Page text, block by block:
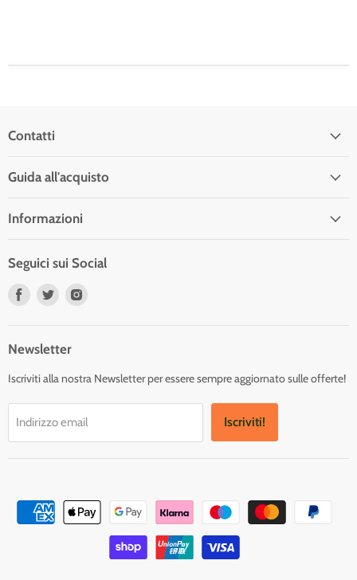
Contatti
Guida all'acquisto
Informazioni
Seguici sui Social
Trovaci
Trovaci
Newsletter
Iscriviti alla nostra Newsletter per essere sempre aggiornato sulle offerte!
Indirizzo email Iscriviti!